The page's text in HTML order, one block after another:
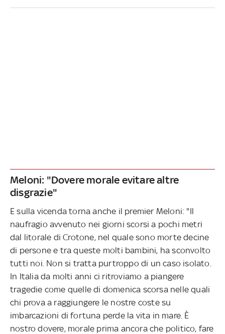
Meloni: "Dovere morale evitare altre
disgrazie"
E sulla vicenda torna anche il premier Meloni: "Il
naufragio avvenuto nei giorni scorsi a pochi metri
dal litorale di Crotone, nel quale sono morte decine
di persone e tra queste molti bambini, ha sconvolto
tutti noi. Non si tratta purtroppo di un caso isolato.
In Italia da molti anni ci ritroviamo a piangere
tragedie come quelle di domenica scorsa nelle quali
chi prova a raggiungere le nostre coste su
imbarcazioni di fortuna perde la vita in mare. È
nostro dovere, morale prima ancora che politico, fare